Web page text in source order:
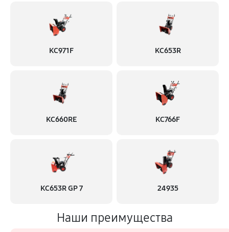
KC971F KC653R
KC660RE KC766F
KC653R GP 7 24935
Наши преимущества